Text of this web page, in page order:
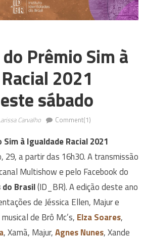
Prêmio Sim à
2021
sábado
Carvalho Comment(1)
Sim à Igualdade Racial 2021
29, a partir das 16h30. A transmissão
Multishow e pelo Facebook do
Brasil(ID_BR). A edição deste ano
de Jéssica Ellen, Majur e
de Brô Mc’s, Elza Soares,
, Xamã, Majur,Agnes Nunes, Xande